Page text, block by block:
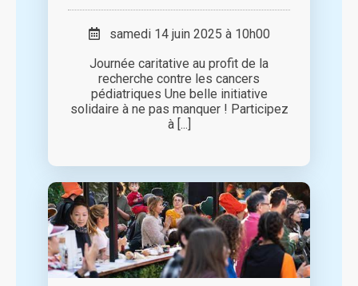
samedi 14 juin 2025 à 10h00
Journée caritative au profit de la
recherche contre les cancers
pédiatriques Une belle initiative
solidaire à ne pas manquer ! Participez
à [...]